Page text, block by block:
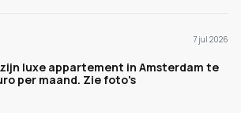
7 jul 2026
luxe appartement in Amsterdam te
per maand. Zie foto's